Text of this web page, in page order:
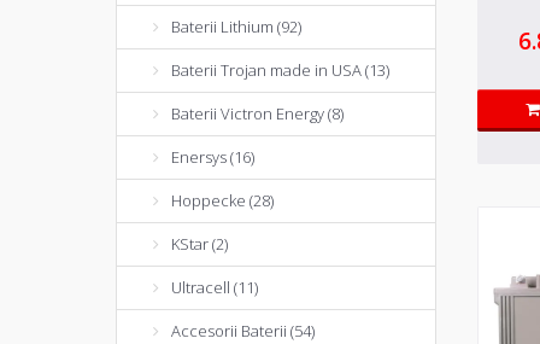
Baterii Lithium (92)
Baterii Trojan made in USA (13)
Baterii Victron Energy (8)
Enersys (16)
Hoppecke (28)
KStar (2)
Ultracell (11)
Accesorii Baterii (54)